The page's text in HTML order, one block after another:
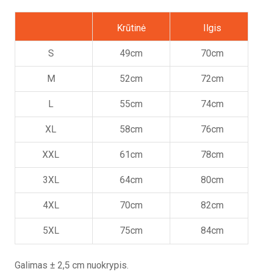
Krūtinė Ilgis
S 49cm 70cm
M 52cm 72cm
L 55cm 74cm
XL 58cm 76cm
XXL 61cm 78cm
3XL 64cm 80cm
4XL 70cm 82cm
5XL 75cm 84cm
Galimas ± 2,5 cm nuokrypis.